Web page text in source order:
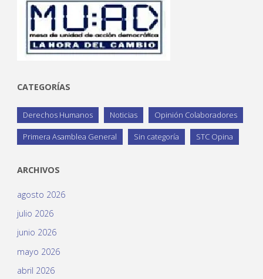
CATEGORÍAS
Derechos Humanos Noticias Opinión Colaboradores
Primera Asamblea General Sin categoría STC Opina
ARCHIVOS
agosto 2026
julio 2026
junio 2026
mayo 2026
abril 2026